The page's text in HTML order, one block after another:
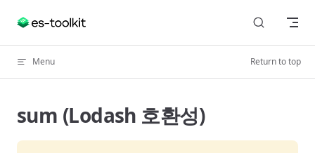
Skip to content
Menu Return to top
sum (Lodash 호환성)